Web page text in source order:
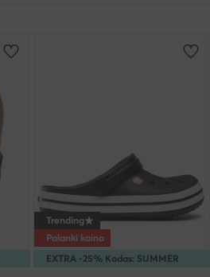
EXTRA -25% Kodas: SUMMER
Trending
Palanki kaina